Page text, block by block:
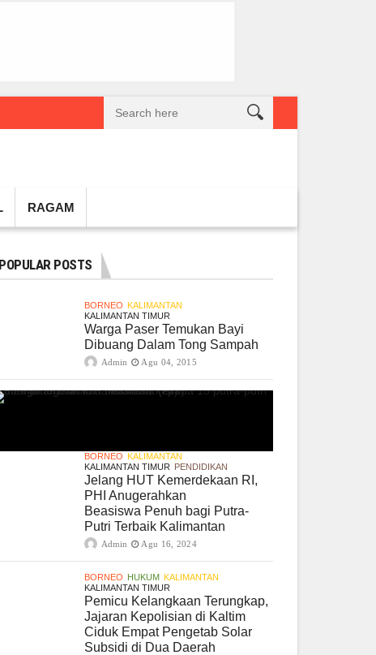
Kreatif Lokal Naik Kelas Gembel PPU dan IGTKI Penajam Sukses Gelar
RAGAM
POPULAR POSTS
BORNEO KALIMANTAN
KALIMANTAN TIMUR
Warga Paser Temukan Bayi
Dibuang Dalam Tong Sampah
Admin Agu 04, 2015
BORNEO KALIMANTAN
KALIMANTAN TIMUR PENDIDIKAN
Jelang HUT Kemerdekaan RI,
PHI Anugerahkan
Beasiswa Penuh bagi Putra-
Putri Terbaik Kalimantan
Admin Agu 16, 2024
BORNEO HUKUM KALIMANTAN
KALIMANTAN TIMUR
Pemicu Kelangkaan Terungkap,
Jajaran Kepolisian di Kaltim
Ciduk Empat Pengetab Solar
Subsidi di Dua Daerah